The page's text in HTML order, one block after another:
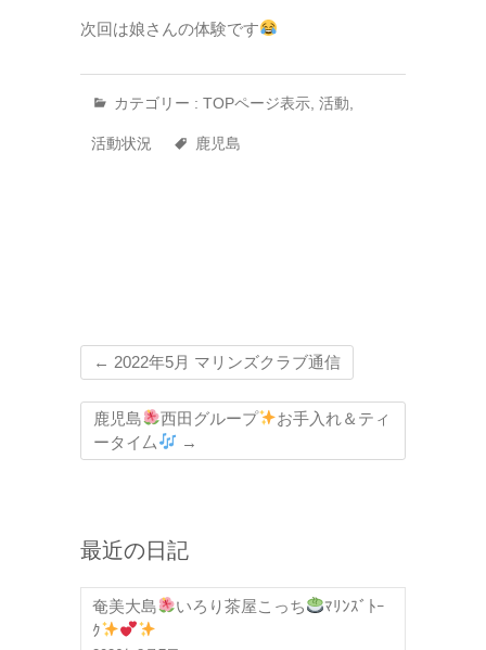
次回は娘さんの体験です
カテゴリー : TOPページ表示 活動
活動状況 鹿児島
← 2022年5月 マリンズクラブ通信
鹿児島 西田グループ
お手入れ＆ティ
ータイ厶
→
最近の日記
奄美大島 いろり茶屋こっち
ﾏﾘﾝｽﾞﾄｰ
ｸ